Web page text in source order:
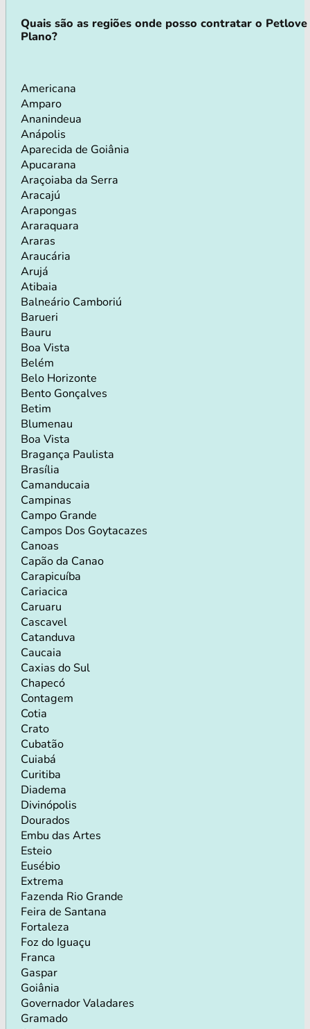
Quais são as regiões onde posso contratar o Petlove
Plano?
Americana
Amparo
Ananindeua
Anápolis
Aparecida de Goiânia
Apucarana
Araçoiaba da Serra
Aracajú
Arapongas
Araraquara
Araras
Araucária
Arujá
Atibaia
Balneário Camboriú
Barueri
Bauru
Boa Vista
Belém
Belo Horizonte
Bento Gonçalves
Betim
Blumenau
Boa Vista
Bragança Paulista
Brasília
Camanducaia
Campinas
Campo Grande
Campos Dos Goytacazes
Canoas
Capão da Canao
Carapicuíba
Cariacica
Caruaru
Cascavel
Catanduva
Caucaia
Caxias do Sul
Chapecó
Contagem
Cotia
Crato
Cubatão
Cuiabá
Curitiba
Diadema
Divinópolis
Dourados
Embu das Artes
Esteio
Eusébio
Extrema
Fazenda Rio Grande
Feira de Santana
Fortaleza
Foz do Iguaçu
Franca
Gaspar
Goiânia
Governador Valadares
Gramado